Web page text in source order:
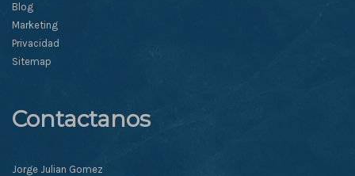
Blog
Marketing
Privacidad
Sitemap
Contactanos
Jorge Julian Gomez